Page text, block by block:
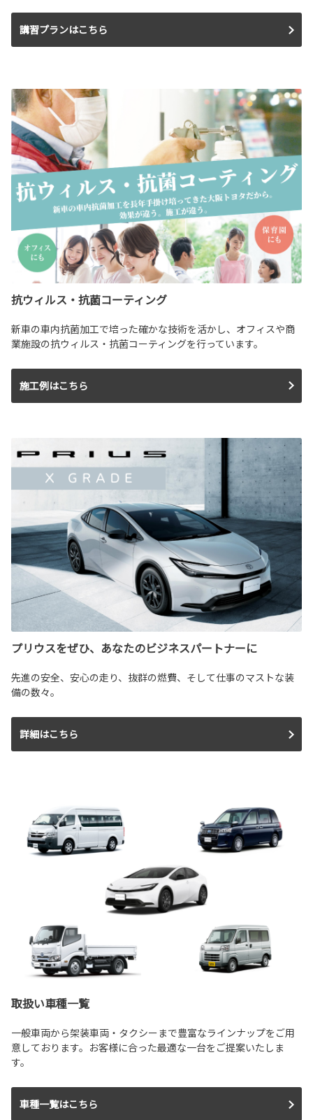
講習プランはこちら
抗ウィルス・抗菌コーティング
新車の車内抗菌加工で培った確かな技術を活かし、オフィスや商
業施設の抗ウィルス・抗菌コーティングを行っています。
施工例はこちら
プリウスをぜひ、あなたのビジネスパートナーに
先進の安全、安心の走り、抜群の燃費、そして仕事のマストな装
備の数々。
詳細はこちら
取扱い車種一覧
一般車両から架装車両・タクシーまで豊富なラインナップをご用
意しております。お客様に合った最適な一台をご提案いたしま
す。
車種一覧はこちら